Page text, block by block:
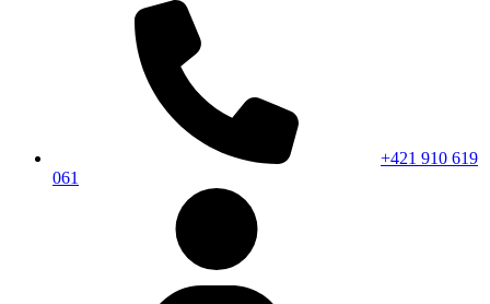
+421 910 619
061